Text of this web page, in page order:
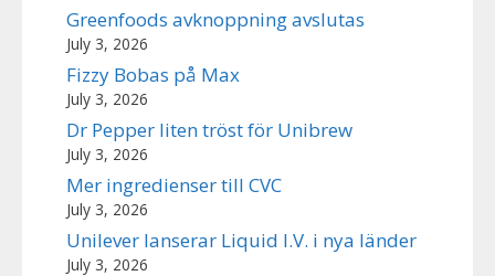
Greenfoods avknoppning avslutas
July 3, 2026
Fizzy Bobas på Max
July 3, 2026
Dr Pepper liten tröst för Unibrew
July 3, 2026
Mer ingredienser till CVC
July 3, 2026
Unilever lanserar Liquid I.V. i nya länder
July 3, 2026